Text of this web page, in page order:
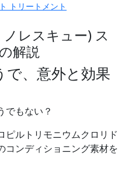
トリートメント
レスキュー) ス
解説
で、意外と効果
でもない？
ピルトリモニウムクロリド
コンディショニング素材を